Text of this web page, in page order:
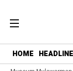
HOME HEADLINE